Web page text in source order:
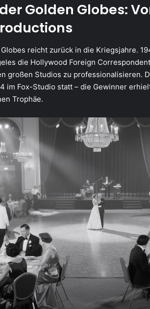
Golden Globes:
reicht zurück in die Kriegsjahre.
die Hollywood Foreign
großen Studios zu professionalisieren.
im Fox-Studio statt – die Gewinner
Trophäe.